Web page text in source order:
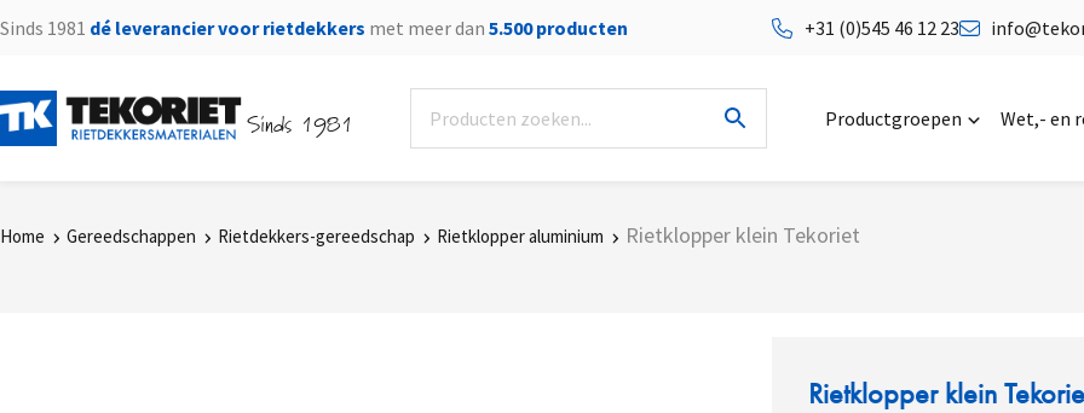
Sinds 1981 dé leverancier voor rietdekkers met meer dan 5.500 producten +31 (0)545 46 12 23
Sinds 1981 Productgroepen Wet,- en
Home Gereedschappen Rietdekkers-gereedschap Rietklopper aluminium Rietklopper klein Tekoriet
Rietklopper klein